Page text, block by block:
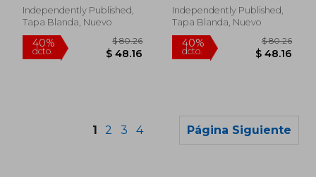
Independently Published,
Tapa Blanda, Nuevo
Independently Published,
Tapa Blanda, Nuevo
1 2 3 4 Página Siguiente